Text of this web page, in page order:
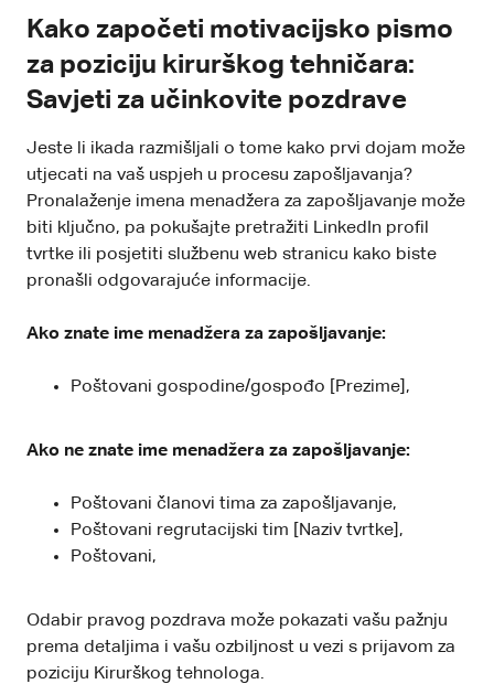
Kako započeti motivacijsko pismo
za poziciju kirurškog tehničara:
Savjeti za učinkovite pozdrave
Jeste li ikada razmišljali o tome kako prvi dojam može
utjecati na vaš uspjeh u procesu zapošljavanja?
Pronalaženje imena menadžera za zapošljavanje može
biti ključno, pa pokušajte pretražiti LinkedIn profil
tvrtke ili posjetiti službenu web stranicu kako biste
pronašli odgovarajuće informacije.
Ako znate ime menadžera za zapošljavanje:
Poštovani gospodine/gospođo [Prezime],
Ako ne znate ime menadžera za zapošljavanje:
Poštovani članovi tima za zapošljavanje,
Poštovani regrutacijski tim [Naziv tvrtke],
Poštovani,
Odabir pravog pozdrava može pokazati vašu pažnju
prema detaljima i vašu ozbiljnost u vezi s prijavom za
poziciju Kirurškog tehnologa.